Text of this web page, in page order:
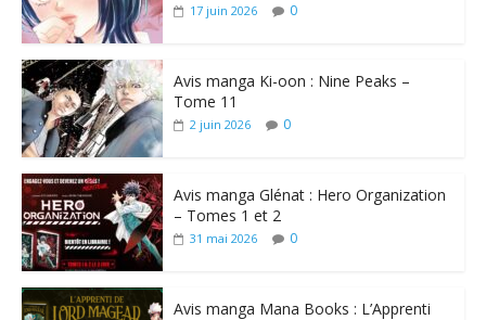
17 juin 2026 0
Avis manga Ki-oon : Nine Peaks –
Tome 11
2 juin 2026 0
Avis manga Glénat : Hero Organization
– Tomes 1 et 2
31 mai 2026 0
Avis manga Mana Books : L’Apprenti